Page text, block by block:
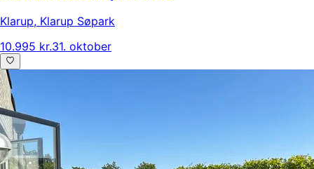
Klarup, Klarup Søpark
10.995 kr.31. oktober